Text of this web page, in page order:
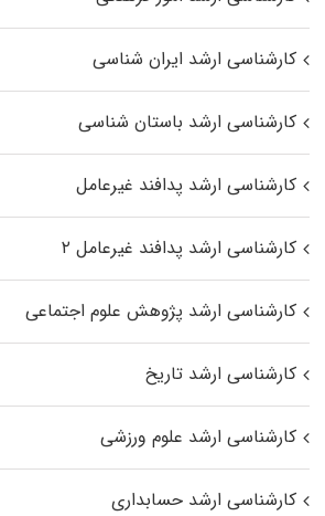
کارشناسی ارشد ایران شناسی
کارشناسی ارشد باستان شناسی
کارشناسی ارشد پدافند غیرعامل
کارشناسی ارشد پدافند غیرعامل ۲
کارشناسی ارشد پژوهش علوم اجتماعی
کارشناسی ارشد تاریخ
کارشناسی ارشد علوم ورزشی
کارشناسی ارشد حسابداری